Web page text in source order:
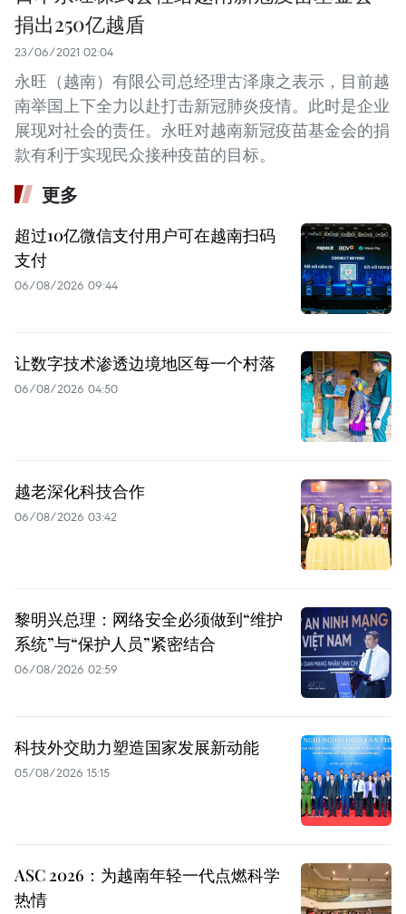
捐出250亿越盾
23/06/2021 02:04
永旺（越南）有限公司总经理古泽康之表示，目前越
南举国上下全力以赴打击新冠肺炎疫情。此时是企业
展现对社会的责任。永旺对越南新冠疫苗基金会的捐
款有利于实现民众接种疫苗的目标。
更多
超过10亿微信支付用户可在越南扫码
支付
06/08/2026 09:44
让数字技术渗透边境地区每一个村落
06/08/2026 04:50
越老深化科技合作
06/08/2026 03:42
黎明兴总理：网络安全必须做到“维护
系统”与“保护人员”紧密结合
06/08/2026 02:59
科技外交助力塑造国家发展新动能
05/08/2026 15:15
ASC 2026：为越南年轻一代点燃科学
热情